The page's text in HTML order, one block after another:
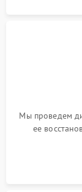
Мы проведем
ее